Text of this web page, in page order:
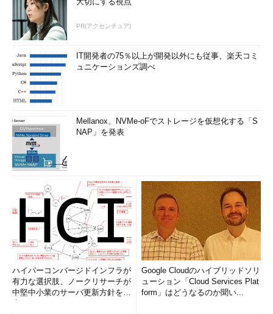
PR(アクセンチュア)
IT開発者の75％以上が開発以外にも従事、楽天コミ
ュニケーションズ調べ
Mellanox、NVMe-oFでストレージを仮想化する「S
NAP」を発表
ハイパーコンバージドインフラが
有力な選択肢、ノークリサーチが
中堅中小業のサーバ更新方針を調
Google Cloudのハイブリッドソリ
ューション「Cloud Services Plat
form」はどうなるのか聞い...